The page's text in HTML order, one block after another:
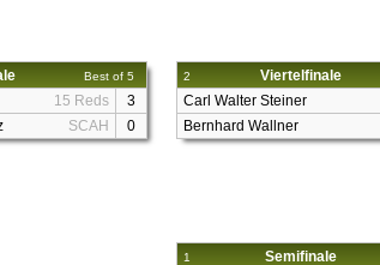
Best of 5
15 Reds
3
SCAH 0
2 Viertelfinale
Carl Walter Steiner
Bernhard Wallner
1 Semifinale